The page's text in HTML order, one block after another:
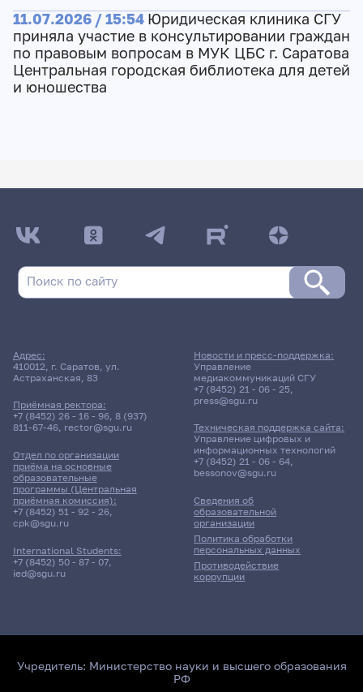
11.07.2026 / 15:54 Юридическая клиника СГУ
приняла участие в консультировании граждан
по правовым вопросам в МУК ЦБС г. Саратова
Центральная городская библиотека для детей
и юношества
Адрес:
410012, г. Саратов, ул.
Астраханская, 83
Приёмная ректора:
+7 (8452) 26 - 16 - 96, 8 (937)
811-67-46, rector@sgu.ru
Отдел по организации
приёма на основные
образовательные
программы (Центральная
приёмная комиссия):
+7 (8452) 51 - 92 - 26,
cpk@sgu.ru
International Students:
+7 (8452) 50 - 87 - 07,
ied@sgu.ru
Сведения об
образовательной
организации
Политика обработки
персональных данных
Противодействие
коррупции
Новости и пресс-поддержка:
Управление
медиакоммуникаций СГУ
+7 (8452) 21 - 06 - 25,
press@sgu.ru
Техническая поддержка сайта:
Управление цифровых и
информационных технологий
+7 (8452) 21 - 06 - 64,
bessonov@sgu.ru
Учредитель: Министерство науки и высшего образования
РФ